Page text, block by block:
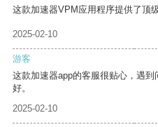
这款加速器VPM应用程序提供了顶
2025-02-10
游客
这款加速器app的客服很贴心，遇
好。
2025-02-10